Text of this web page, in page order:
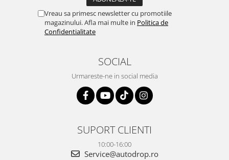
Navigații universale 2DIN
Navigații universale 1DIN
Rame adaptoare Volkswagen
Vreau sa primesc newsletter cu promotiile
magazinului. Afla mai multe in Politica de
Confidentialitate
SOCIAL
Urmareste-ne in social media
SUPORT CLIENTI
10:00-16:00
Service@autodrop.ro